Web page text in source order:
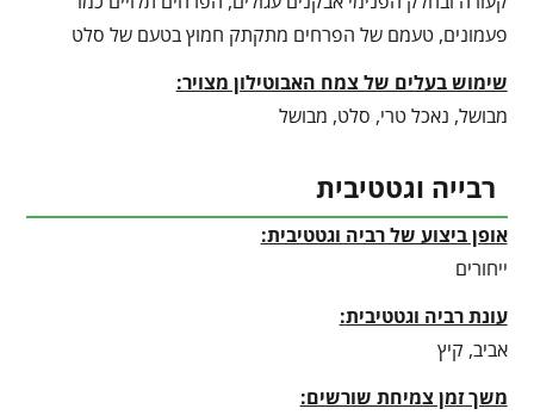
פעמונים, טעמם של הפרחים מתקתק חמוץ בטעם של סלט
שימוש בעלים של צמח האבוטילון מצויר:
מבושל, נאכל טרי, סלט, מבושל
רבייה וגטטיבית
אופן ביצוע של רביה וגטטיבית:
ייחורים
עונת רביה וגטטיבית:
אביב, קיץ
משך זמן צמיחת שורשים: